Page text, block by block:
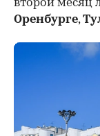
второй месяц
Оренбурге,